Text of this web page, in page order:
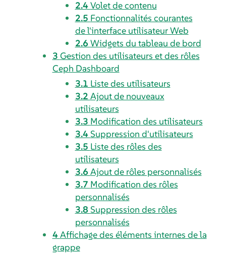
2.4Volet de contenu
2.5 Fonctionnalités courantes
de l'interface utilisateur Web
2.6 Widgets du tableau de bord
3 Gestion des utilisateurs et des rôles
Ceph Dashboard
3.1 Liste des utilisateurs
3.2 Ajout de nouveaux
utilisateurs
3.3 Modification des utilisateurs
3.4Suppression d'utilisateurs
3.5 Liste des rôles des
utilisateurs
3.6 Ajout de rôles personnalisés
3.7 Modification des rôles
personnalisés
3.8 Suppression des rôles
personnalisés
4Affichage des éléments internes de la
grappe